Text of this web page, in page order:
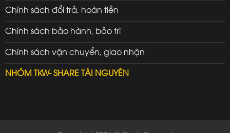
Chính sách đổi trả, hoàn tiền
Chính sách bảo hành, bảo trì
Chính sách vận chuyển, giao nhận
NHÓM TKW- SHARE TÀI NGUYÊN